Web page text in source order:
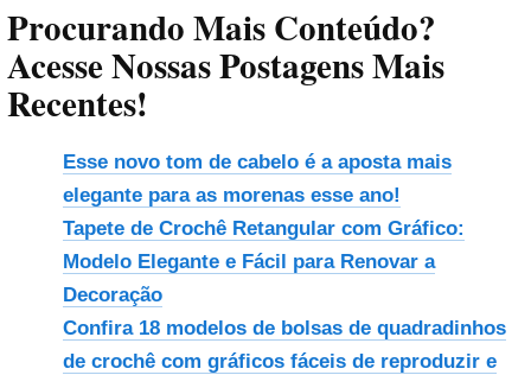
Procurando Mais Conteúdo?
Acesse Nossas Postagens Mais
Recentes!
Esse novo tom de cabelo é a aposta mais
elegante para as morenas esse ano!
Tapete de Crochê Retangular com Gráfico:
Modelo Elegante e Fácil para Renovar a
Decoração
Confira 18 modelos de bolsas de quadradinhos
de crochê com gráficos fáceis de reproduzir e